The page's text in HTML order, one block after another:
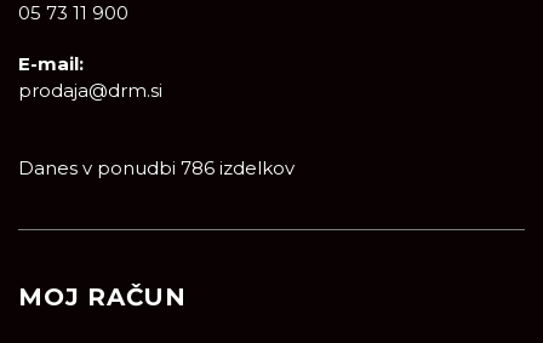
05 73 11 900
E-mail:
prodaja@drm.si
Danes v ponudbi 786 izdelkov
MOJ RAČUN